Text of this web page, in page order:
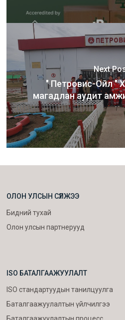
Next
" Петровис-Ойл "
магадлан аудит
ОЛОН УЛСЫН СҮЛЖЭЭ
Бидний тухай
Олон улсын партнерууд
ISO БАТАЛГААЖУУЛАЛТ
ISO стандартуудын танилцуулга
Баталгаажуулалтын үйлчилгээ